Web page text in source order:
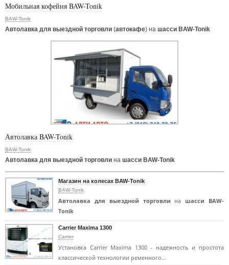
Мобильная кофейня BAW-Tonik
BAW-Tonik
Автолавка для выездной торговли (автокафе) на шасси BAW-Tonik
Автолавка BAW-Tonik
BAW-Tonik
Автолавка для выездной торговли на шасси BAW-Tonik
Магазин на колесах BAW-Tonik
BAW-Tonik
Автолавка для выездной торговли на шасси BAW-
Tonik
Carrier Maxima 1300
Carrier
Установка Carrier Maxima 1300 - надежность и простота
классической технологии ременного…